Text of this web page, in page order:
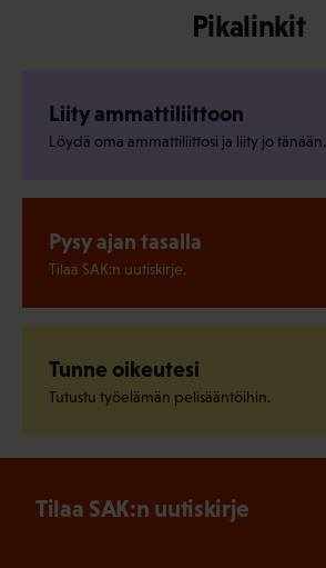
Pikalinkit
Liity ammattiliittoon
Löydä oma ammattiliittosi ja liity jo tänään.
Pysy ajan tasalla
Tilaa SAK:n uutiskirje.
Tunne oikeutesi
Tutustu työelämän pelisääntöihin.
Tilaa SAK:n uutiskirje